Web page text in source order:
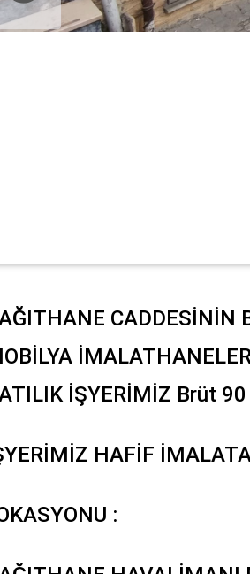
CADDESİNİN
İŞYERİMİZ Brüt
HAFİF
: